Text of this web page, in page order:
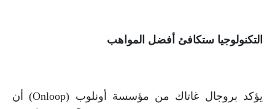
التكنولوجيا ستكافئ أفضل المواهب
يؤكد بروجال غاتاك من مؤسسة أونلوب (Onloop) أن